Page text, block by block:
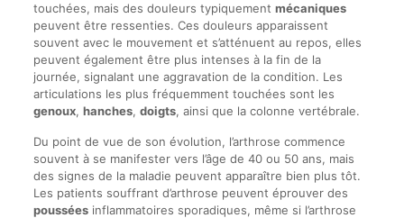
touchées, mais des douleurs typiquement mécaniques
peuvent être ressenties. Ces douleurs apparaissent
souvent avec le mouvement et s’atténuent au repos, elles
peuvent également être plus intenses à la fin de la
journée, signalant une aggravation de la condition. Les
articulations les plus fréquemment touchées sont les
genoux, hanches, doigts, ainsi que la colonne vertébrale.
Du point de vue de son évolution, l’arthrose commence
souvent à se manifester vers l’âge de 40 ou 50 ans, mais
des signes de la maladie peuvent apparaître bien plus tôt.
Les patients souffrant d’arthrose peuvent éprouver des
pousséesinflammatoires sporadiques, même si l’arthrose